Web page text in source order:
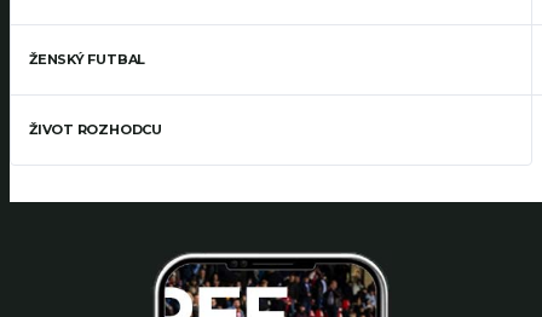
ŽENSKÝ FUTBAL
ŽIVOT ROZHODCU